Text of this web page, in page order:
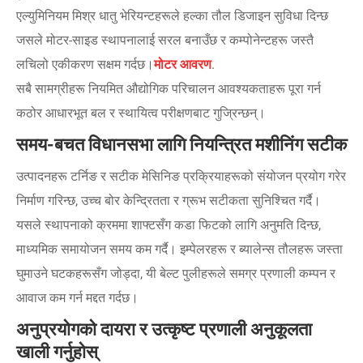
एल्युमिनियम मिश्र धातु भेरियन्टहरूले हल्का तौल डिजाइन सुविधा दिन्छ
जसले मोटर-साइड स्थापनालाई सरल बनाउँछ र कम्पोनेन्टहरू जस्तै
लचिलो एकीकरण सक्षम गर्दछ।मोटर आवरण.
सबै सामग्रीहरू नियमित औद्योगिक परिचालन आवश्यकताहरू पूरा गर्न
कठोर आधारभूत बल र स्थायित्व परीक्षणबाट गुज्रिन्छन्।
समय-बचत विधानसभा लागि नियन्त्रित मशीनिंग सटीक
उत्पादनहरू टर्निङ र सटीक मेसिनिङ प्रक्रियाहरूको संयोजन प्रयोग गरेर
निर्माण गरिन्छ, उच्च बोर केन्द्रितता र ग्रूभ सटीकता सुनिश्चित गर्दै।
यसले स्थापनाको क्रममा शाफ्टसँग कडा फिटको लागि अनुमति दिन्छ,
माध्यमिक समायोजन समय कम गर्दै। इम्पेलरहरू र ब्यालेन्स तौलहरू जस्ता
घुमाउने घटकहरूसँग जोड्दा, यी बेल्ट पुलीहरूले समग्र प्रणाली कम्पन र
आवाज कम गर्न मद्दत गर्दछ।
अनुप्रयोगको दायरा र उत्कृष्ट प्रणाली अनुकूलता
खाली गर्नुहोस्